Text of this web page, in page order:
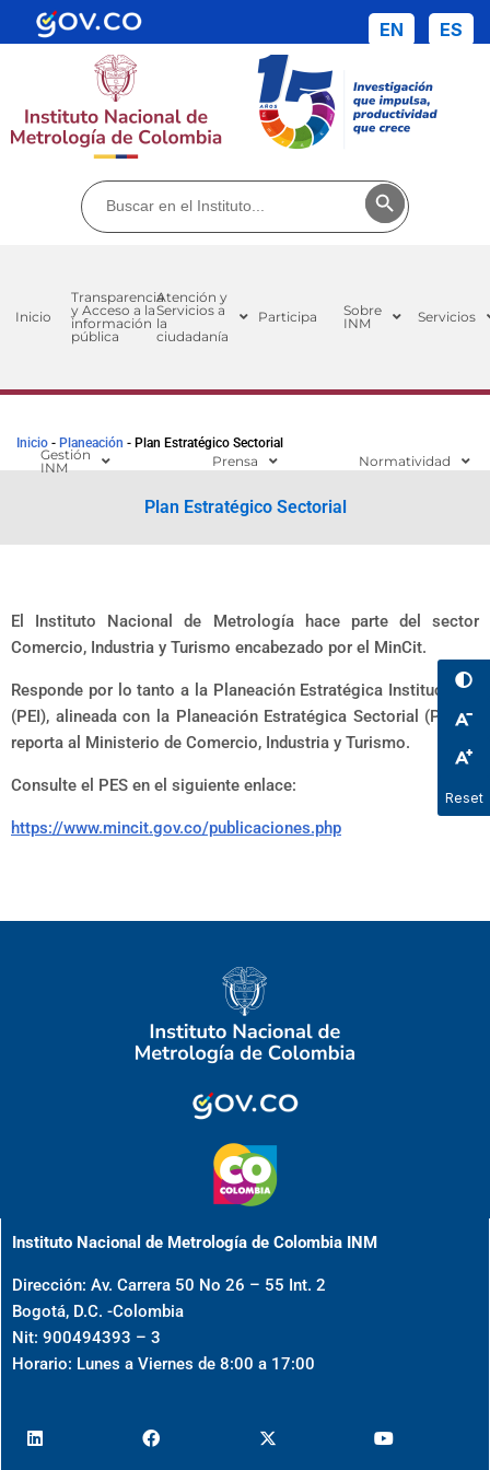
Reset
Buscar: Botón de
Inicio
Transparencia
y Acceso a la
información
pública
Atención y
Servicios a
la
ciudadanía
Participa
Sobre
INM
Servicios
Gestión
INM
Prensa Normatividad
Inicio - Planeación - Plan Estratégico Sectorial
Plan Estratégico Sectorial
El Instituto Nacional de Metrología hace parte del sector
Comercio, Industria y Turismo encabezado por el MinCit.
Responde por lo tanto a la Planeación Estratégica Institucional
(PEI), alineada con la Planeación Estratégica Sectorial (PES) y
reporta al Ministerio de Comercio, Industria y Turismo.
Consulte el PES en el siguiente enlace:
https://www.mincit.gov.co/publicaciones.php
Instituto Nacional de Metrología de Colombia INM
Dirección: Av. Carrera 50 No 26 – 55 Int. 2
Bogotá, D.C. -Colombia
Nit: 900494393 – 3
Horario: Lunes a Viernes de 8:00 a 17:00
EN ES